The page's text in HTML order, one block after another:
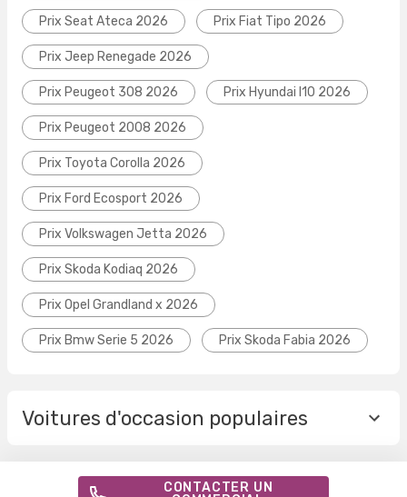
Prix Seat Ateca 2026 Prix Fiat Tipo 2026
Prix Jeep Renegade 2026
Prix Peugeot 308 2026 Prix Hyundai I10 2026
Prix Peugeot 2008 2026
Prix Toyota Corolla 2026
Prix Ford Ecosport 2026
Prix Volkswagen Jetta 2026
Prix Skoda Kodiaq 2026
Prix Opel Grandland x 2026
Prix Bmw Serie 5 2026 Prix Skoda Fabia 2026
Voitures d'occasion populaires
CONTACTER UN